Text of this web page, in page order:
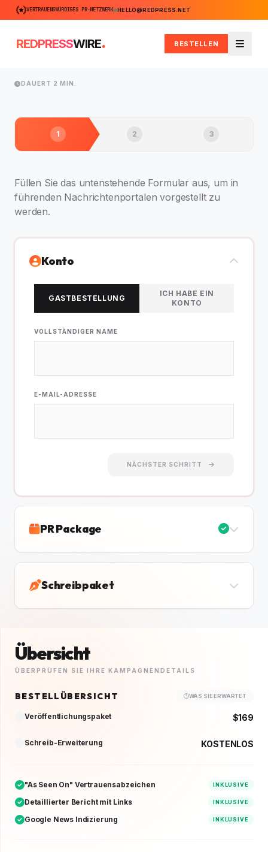
VERTRAUENSWÜRDIGES PR-NETZWERK HELLO@REDPRESS.NET
REDPRESSWIRE. BESTELLEN
Menü
DAUERT 2 MIN.
1 2 3
Füllen Sie das untenstehende Formular aus, um in
führenden Nachrichtenportalen vorgestellt zu
werden.
Konto
GASTBESTELLUNG
ICH HABE EIN
KONTO
VOLLSTÄNDIGER NAME
E-MAIL-ADRESSE
NÄCHSTER SCHRITT
PR Package
Schreibpaket
Übersicht
ÜBERPRÜFEN SIE IHRE KAMPAGNENDETAILS
BESTELLÜBERSICHT WAS SIE ERWARTET
Veröffentlichungspaket $169
Schreib-Erweiterung KOSTENLOS
"As Seen On" Vertrauensabzeichen INKLUSIVE
Detaillierter Bericht mit Links INKLUSIVE
Google News Indizierung INKLUSIVE